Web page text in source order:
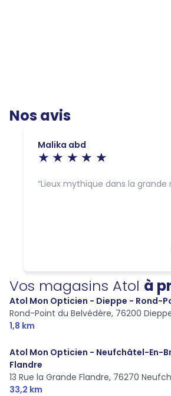
Nos avis
Malika abd
Lieux mythique dans la grande
Vos magasins Atol à
Atol Mon Opticien - Dieppe - Rond-
Rond-Point du Belvédère, 76200
1,8 km
Atol Mon Opticien - Neufchâtel-En-
Flandre
13 Rue la Grande Flandre, 76270
33,2 km